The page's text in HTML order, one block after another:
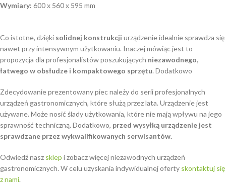
Wymiary: 600 x 560 x 595 mm
Co istotne, dzięki solidnej konstrukcji urządzenie idealnie sprawdza się
nawet przy intensywnym użytkowaniu. Inaczej mówiąc jest to
propozycja dla profesjonalistów poszukujących niezawodnego,
łatwego w obsłudze i kompaktowego sprzętu. Dodatkowo
Zdecydowanie prezentowany piec należy do serii profesjonalnych
urządzeń gastronomicznych, które służą przez lata. Urządzenie jest
używane. Może nosić ślady użytkowania, które nie mają wpływu na jego
sprawność techniczną. Dodatkowo, przed wysyłką urządzenie jest
sprawdzane przez wykwalifikowanych serwisantów.
Odwiedź nasz sklep i zobacz więcej niezawodnych urządzeń
gastronomicznych. W celu uzyskania indywidualnej oferty skontaktuj się
z nami.